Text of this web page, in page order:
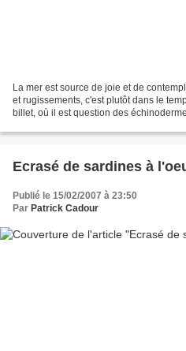
La mer est source de joie et de
et rugissements, c'est plutôt dans le
billet, où il est question des
Ecrasé de sardines à
Publié le 15/02/2007 à 23:50
Par Patrick Cadour